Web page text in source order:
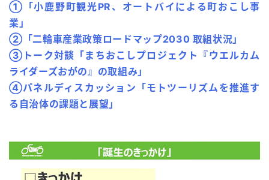
①「小鹿野町観光PR、オートバイによる町おこし事
業」
②「二輪車産業政策ロードマップ2030 取組状況」
③トーク対談「まちおこしプロジェクト『ウエルカム
ライダーズおがの』の取組み」
④パネルディスカッション「モトツーリズムを推進す
る自治体の課題と展望」